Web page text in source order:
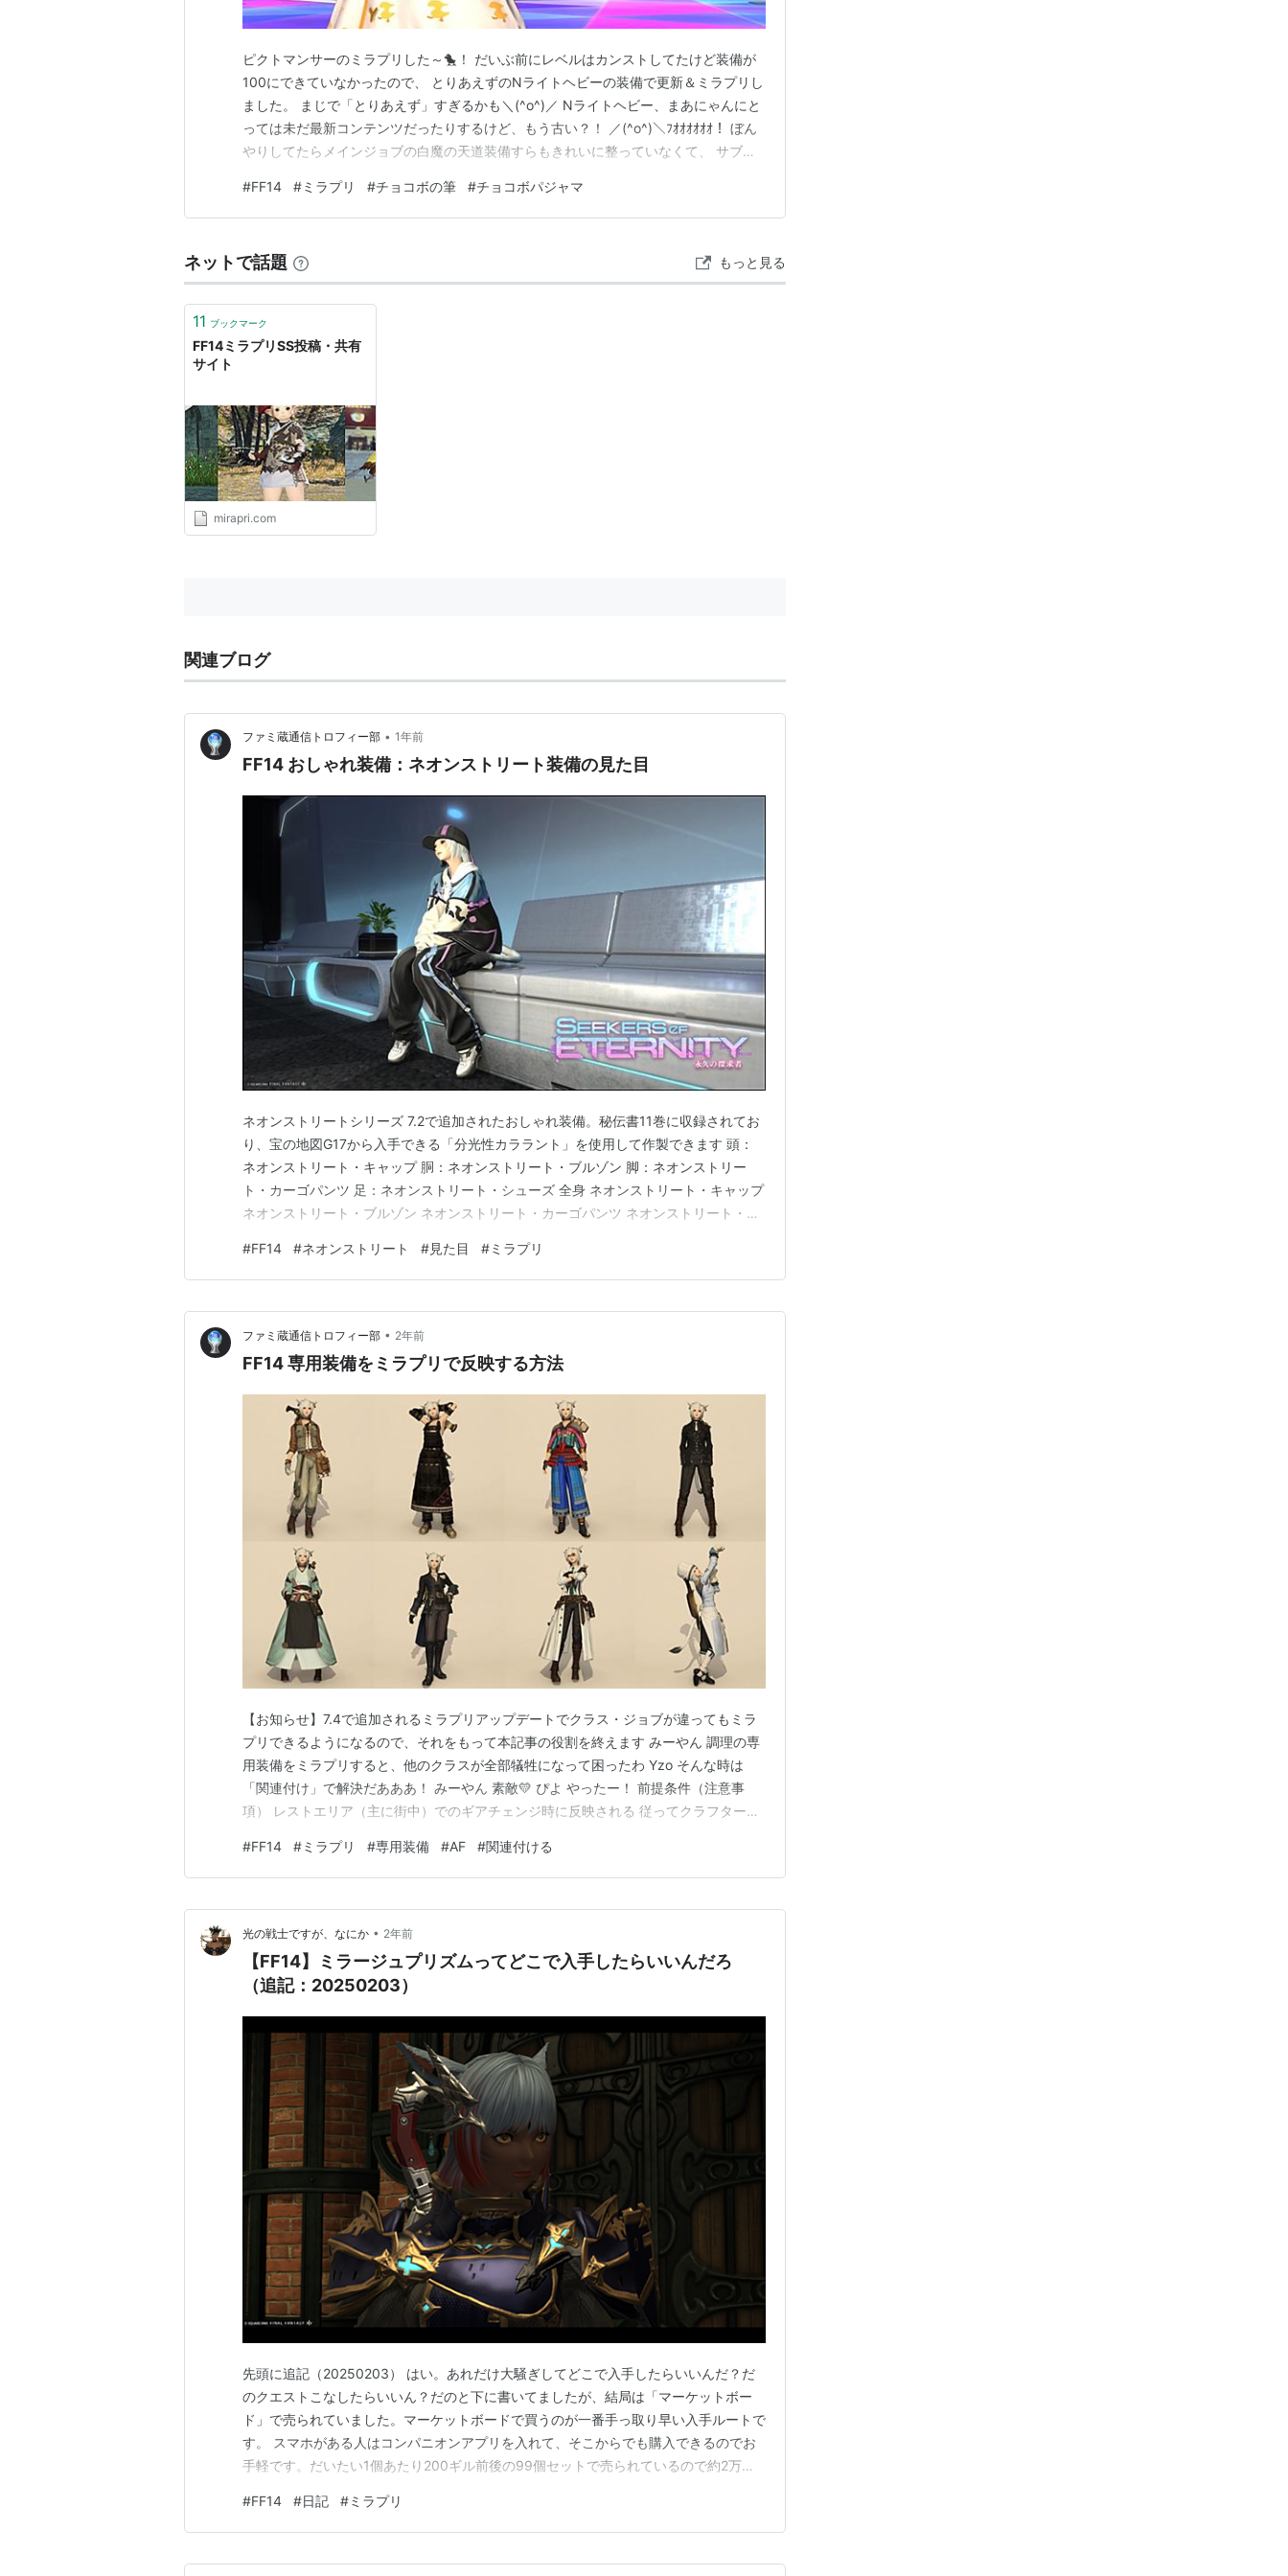
ピクトマンサーのミラプリした～🐤！ だいぶ前にレベルはカンストしてたけど装備が
100にできていなかったので、 とりあえずのNライトヘビーの装備で更新＆ミラプリし
ました。 まじで「とりあえず」すぎるかも＼(^o^)／ Nライトヘビー、まあにゃんにと
っては未だ最新コンテンツだったりするけど、もう古い？！ ／(^o^)＼ﾌｵｵｵｵｵｵ！ ぼん
やりしてたらメインジョブの白魔の天道装備すらもきれいに整っていなくて、 サブジ
貯めてない！んぴ～～～！ って思いよったら、 パッチ7.2がきて新たなトームストー
ン：数理が追加され…
#FF14 #ミラプリ #チョコボの筆 #チョコボパジャマ
ネットで話題 もっと見る
11 ブックマーク
FF14ミラプリSS投稿・共有
サイト
mirapri.com
関連ブログ
ファミ蔵通信トロフィー部 • 1年前
FF14 おしゃれ装備：ネオンストリート装備の見た目
ネオンストリートシリーズ 7.2で追加されたおしゃれ装備。秘伝書11巻に収録されてお
り、宝の地図G17から入手できる「分光性カララント」を使用して作製できます 頭：
ネオンストリート・キャップ 胴：ネオンストリート・ブルゾン 脚：ネオンストリー
ト・カーゴパンツ 足：ネオンストリート・シューズ 全身 ネオンストリート・キャップ
ネオンストリート・ブルゾン ネオンストリート・カーゴパンツ ネオンストリート・シ
伝書11巻）。パンツが見えにくいタイプ サザンシースカート（裁縫秘伝書8巻）。パン
ツがみえやすい（白）タイプ エ…
#FF14 #ネオンストリート #見た目 #ミラプリ
ファミ蔵通信トロフィー部 • 2年前
FF14 専用装備をミラプリで反映する方法
【お知らせ】7.4で追加されるミラプリアップデートでクラス・ジョブが違ってもミラ
プリできるようになるので、それをもって本記事の役割を終えます みーやん 調理の専
用装備をミラプリすると、他のクラスが全部犠牲になって困ったわ Yzo そんな時は
「関連付け」で解決だあああ！ みーやん 素敵💛 ぴよ やったー！ 前提条件（注意事
項） レストエリア（主に街中）でのギアチェンジ時に反映される 従ってクラフターが
を使っていない場合は、関連付ける必要はない 準備と手順 ステップ① とりあえずク
ラフター2種の専用装備（AF）をミラー…
#FF14 #ミラプリ #専用装備 #AF #関連付ける
光の戦士ですが、なにか • 2年前
【FF14】ミラージュプリズムってどこで入手したらいいんだろ
（追記：20250203）
先頭に追記（20250203） はい。あれだけ大騒ぎしてどこで入手したらいいんだ？だ
のクエストこなしたらいいん？だのと下に書いてましたが、結局は「マーケットボー
ド」で売られていました。マーケットボードで買うのが一番手っ取り早い入手ルートで
す。 スマホがある人はコンパニオンアプリを入れて、そこからでも購入できるのでお
手軽です。だいたい1個あたり200ギル前後の99個セットで売られているので約2万ギ
た。 ~~~~~~~~~~~~~追記ここまで~~~~~~~~~~~~~~~~~~~~~ 気づいたらミラプ
リのストックが無く…
#FF14 #日記 #ミラプリ